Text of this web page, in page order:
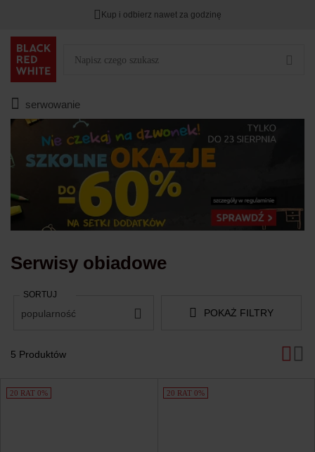
HITY DNIA przy zapisie na Newsletter.
Kup i odbierz nawet za godzinę
serwowanie
Serwisy obiadowe
5 Produktów
POKAŻ FILTRY
SORTUJ
popularność
Produkty
20 RAT 0% 20 RAT 0%